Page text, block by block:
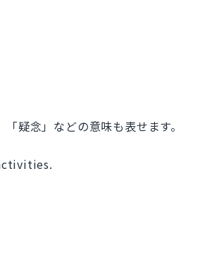
疑念」などの意味も表せます。